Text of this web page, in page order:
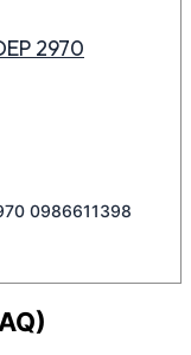
2970
0986611398